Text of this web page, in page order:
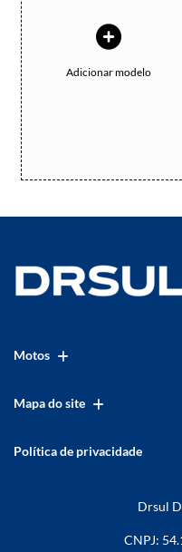
Adicionar modelo
Motos
Mapa do site
Política de privacidade
Drsul
CNPJ: